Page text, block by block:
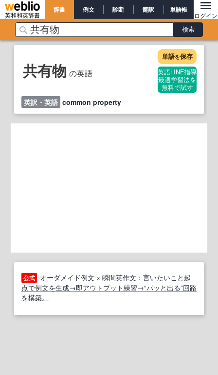
英和和英辞書
辞書 例文 診断 翻訳 単語帳
ログイン
共有物 の英語
単語を保存
英語LINE指導
最適学習法を
無料で試す
英訳・英語 common property
公式
オーダメイド例文 × 瞬間英作文：言いたいこと起
点で例文を生成→即アウトプット練習→“パッと出る”回路
を構築。